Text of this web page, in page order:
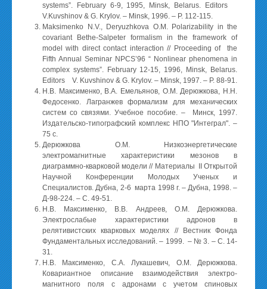
systems”. February 6-9, 1995, Minsk, Belarus. Editors
V.Kuvshinov & G. Krylov. – Minsk, 1996. – P. 112-115.
Maksimenko N.V., Deryuzhkova O.M. Polarizability in the
covariant Bethe-Salpeter formalism in the framework of
model with direct contact interaction // Proceeding of the
Fifth Annual Seminar NPCS’96 “ Nonlinear phenomena in
complex systems”. February 12-15, 1996, Minsk, Belarus.
Editors V. Kuvshinov & G. Krylov. – Minsk, 1997. – P. 88-91.
Н.В. Максименко, В.А. Емельянов, О.М. Дерюжкова, Н.Н.
Федосенко. Лагранжев формализм для механических
систем со связями. Учебное пособие. – Минск, 1997.
Издательско-типографский комплекс НПО "Интеграл". –
75 с.
Дерюжкова О.М. Низкоэнергетические
электромагнитные характеристики мезонов в
диаграммно-кварковой модели // Материалы II Открытой
Научной Конференции Молодых Ученых и
Специалистов. Дубна, 2-6 марта 1998 г. – Дубна, 1998. –
Д-98-224. – C. 49-51.
Н.В. Максименко, В.В. Андреев, О.М. Дерюжкова.
Электрослабые характеристики адронов в
релятивистских кварковых моделях // Вестник Фонда
Фундаментальных исследований. – 1999. – № 3. – С. 14-
31.
Н.В. Максименко, С.А. Лукашевич, О.М. Дерюжкова.
Ковариантное описание взаимодействия электро-
магнитного поля с адронами с учетом спиновых